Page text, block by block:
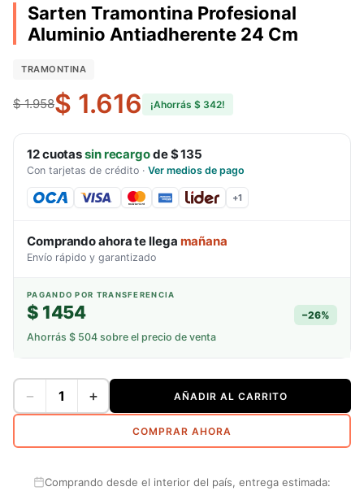
Sarten Tramontina Profesional
Aluminio Antiadherente 24 Cm
TRAMONTINA
$ 1.958$ 1.616 ¡Ahorrás $ 342!
12cuotassin recargode$ 135
Con tarjetas de crédito · Ver medios de pago
+1
Comprando ahora te llega mañana
Envío rápido y garantizado
PAGANDO POR TRANSFERENCIA
$ 1454 −26%
Ahorrás $ 504 sobre el precio de venta
− + AÑADIR AL CARRITO
COMPRAR AHORA
Comprando desde el interior del país, entrega estimada: